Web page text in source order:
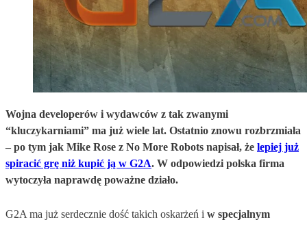
Wojna developerów i wydawców z tak zwanymi
“kluczykarniami” ma już wiele lat. Ostatnio znowu rozbrzmiała
– po tym jak Mike Rose z No More Robots napisał, że lepiej już
spiracić grę niż kupić ją w G2A. W odpowiedzi polska firma
wytoczyła naprawdę poważne działo.
G2A ma już serdecznie dość takich oskarżeń i w specjalnym